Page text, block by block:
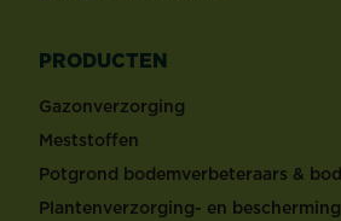
PRODUCTEN
Gazonverzorging
Meststoffen
Potgrond bodemverbeteraars &
Plantenverzorging- en bescherming